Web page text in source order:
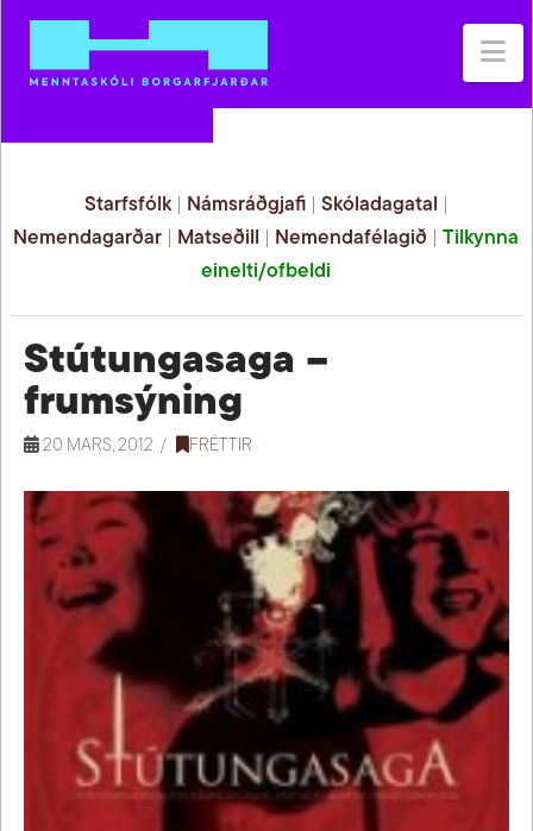
Starfsfólk| Námsráðgjafi| Skóladagatal
Nemendagarðar
Matseðill Nemendafélagið |Tilkynna
einelti/ofbeldi
Stútungasaga –
frumsýning
20 MARS, 2012 FRÉTTIR